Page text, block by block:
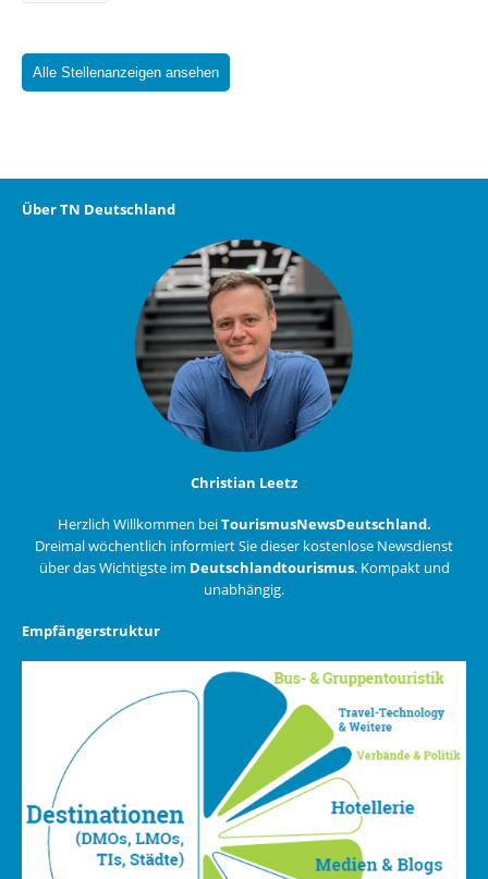
Alle Stellenanzeigen ansehen
Über TN Deutschland
Christian Leetz
Herzlich Willkommen beiTourismusNewsDeutschland.
Dreimal wöchentlich informiert Sie dieser kostenlose Newsdienst
über das Wichtigste im Deutschlandtourismus. Kompakt und
unabhängig.
Empfängerstruktur